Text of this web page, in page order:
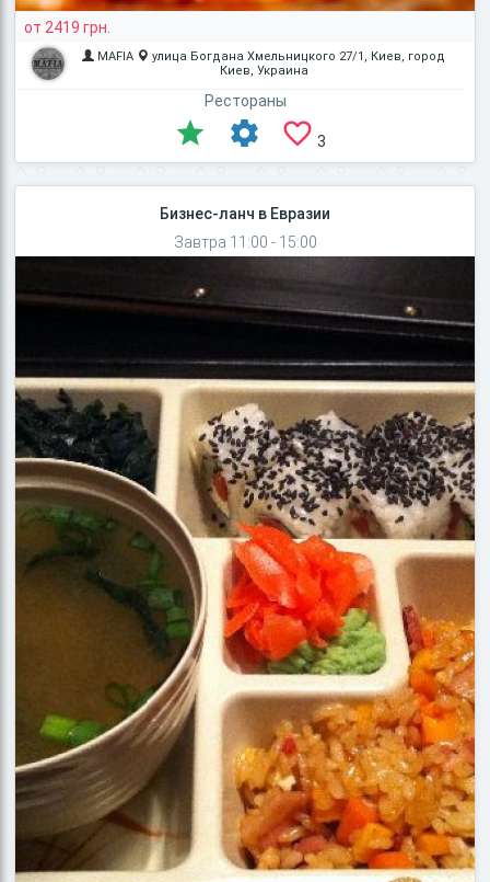
от 2419 грн.
MAFIA
улица Богдана Хмельницкого 27/1, Киев, город
Киев, Украина
Рестораны
3
Бизнес-ланч в Евразии
Завтра 11:00 - 15:00